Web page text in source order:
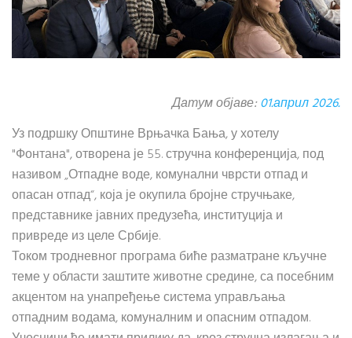
Датум објаве:01.април 2026.
Уз подршку Општине Врњачка Бања, у хотелу
"Фонтана", отворена је 55. стручна конференција, под
називом „Отпадне воде, комунални чврсти отпад и
опасан отпад“, која је окупила бројне стручњаке,
представнике јавних предузећа, институција и
привреде из целе Србије.
Током тродневног програма биће разматране кључне
теме у области заштите животне средине, са посебним
акцентом на унапређење система управљања
отпадним водама, комуналним и опасним отпадом.